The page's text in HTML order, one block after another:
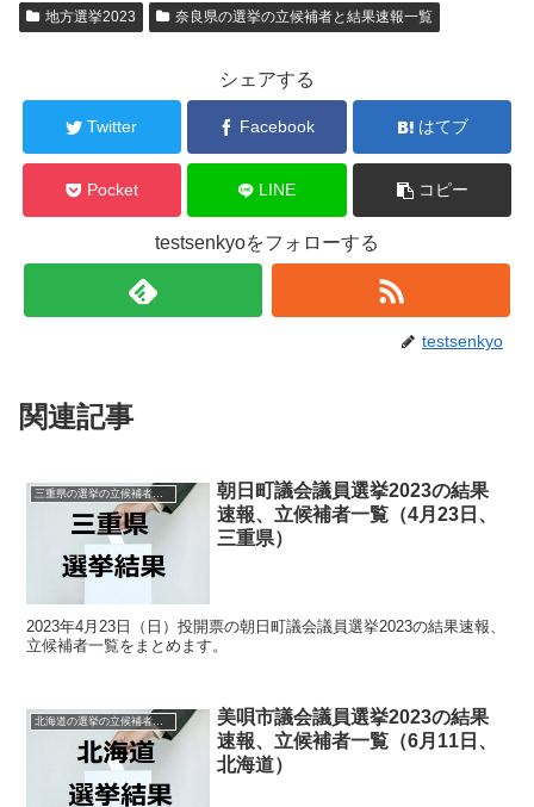
地方選挙2023 奈良県の選挙の立候補者と結果速報一覧
シェアする
Twitter Facebook はてブ
Pocket LINE コピー
testsenkyoをフォローする
testsenkyo
関連記事
三重県の選挙の立候補者と結果速報一覧
朝日町議会議員選挙2023の結果
速報、立候補者一覧（4月23日、
三重県）
2023年4月23日（日）投開票の朝日町議会議員選挙2023の結果速報、
立候補者一覧をまとめます。
北海道の選挙の立候補者と結果速報一覧
美唄市議会議員選挙2023の結果
速報、立候補者一覧（6月11日、
北海道）